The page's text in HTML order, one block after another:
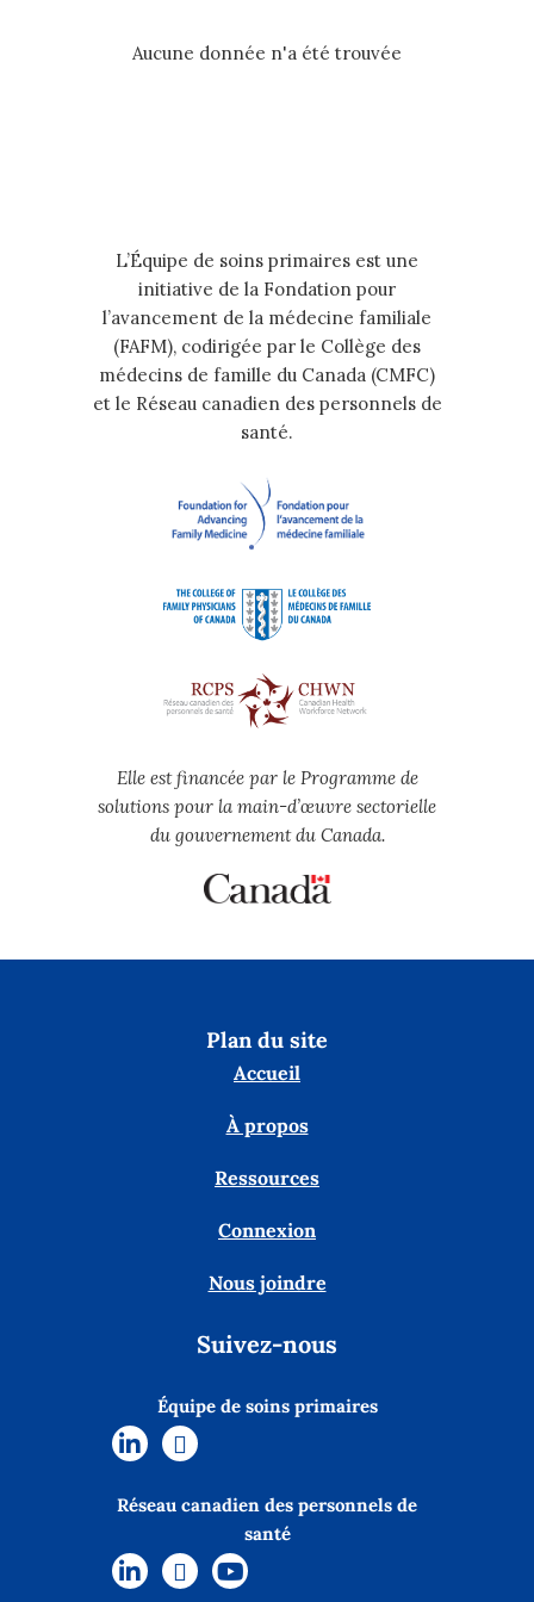
Aucune donnée n'a été trouvée
L’Équipe de soins primaires est une
initiative de la Fondation pour
l’avancement de la médecine familiale
(FAFM), codirigée par le Collège des
médecins de famille du Canada (CMFC)
et le Réseau canadien des personnels de
santé.
Elle est financée par le Programme de
solutions pour la main-d’œuvre sectorielle
du gouvernement du Canada.
Plan du site
Accueil
À propos
Ressources
Connexion
Nous joindre
Suivez-nous
Équipe de soins primaires
Réseau canadien des personnels de
santé